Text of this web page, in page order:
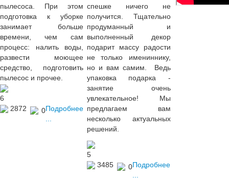
пылесоса. При этом
подготовка к уборке
занимает больше
времени, чем сам
процесс: налить воды,
развести моющее
средство, подготовить
пылесос и прочее.
6
2872
0Подробнее
спешке ничего не
получится. Тщательно
продуманный и
выполненный декор
подарит массу радости
не только имениннику,
но и вам самим. Ведь
упаковка подарка -
занятие очень
увлекательное! Мы
предлагаем вам
несколько актуальных
решений.
5
3485
0Подробнее